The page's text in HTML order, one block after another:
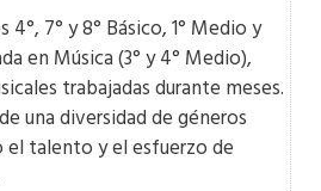
7° y 8° Básico, 1° Medio y
en Música (3° y 4° Medio),
trabajadas durante meses.
una diversidad de géneros
el talento y el esfuerzo de